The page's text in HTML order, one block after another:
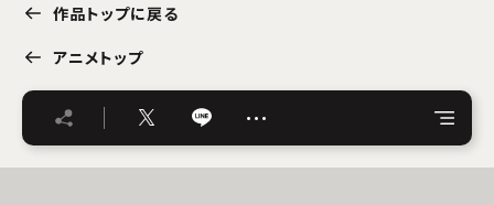
作品トップに戻る
アニメトップ
…